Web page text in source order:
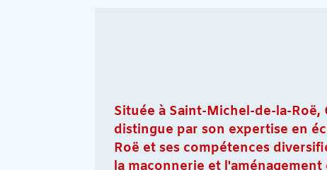
Située à Saint-Michel-de-la-Roë,
distingue par son expertise en
Roë et ses compétences
la maçonnerie et